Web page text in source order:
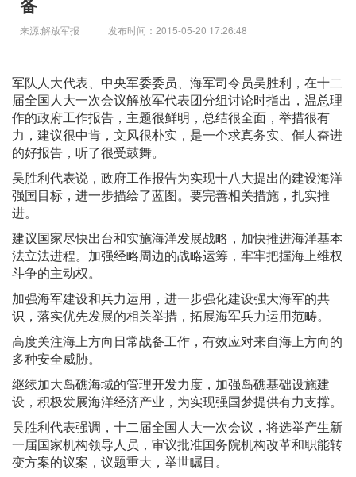
来源:解放军报 发布时间：2015-05-20 17:26:48
军队人大代表、中央军委委员、海军司令员吴胜利，在十二
届全国人大一次会议解放军代表团分组讨论时指出，温总理
作的政府工作报告，主题很鲜明，总结很全面，举措很有
力，建议很中肯，文风很朴实，是一个求真务实、催人奋进
的好报告，听了很受鼓舞。
吴胜利代表说，政府工作报告为实现十八大提出的建设海洋
强国目标，进一步描绘了蓝图。要完善相关措施，扎实推
进。
建议国家尽快出台和实施海洋发展战略，加快推进海洋基本
法立法进程。加强经略周边的战略运筹，牢牢把握海上维权
斗争的主动权。
加强海军建设和兵力运用，进一步强化建设强大海军的共
识，落实优先发展的相关举措，拓展海军兵力运用范畴。
高度关注海上方向日常战备工作，有效应对来自海上方向的
多种安全威胁。
继续加大岛礁海域的管理开发力度，加强岛礁基础设施建
设，积极发展海洋经济产业，为实现强国梦提供有力支撑。
吴胜利代表强调，十二届全国人大一次会议，将选举产生新
一届国家机构领导人员，审议批准国务院机构改革和职能转
变方案的议案，议题重大，举世瞩目。